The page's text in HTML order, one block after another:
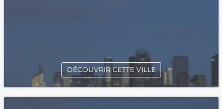
DÉCOUVRIR CETTE VILLE